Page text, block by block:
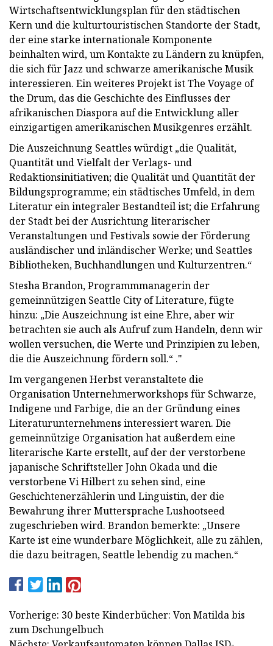
Wirtschaftsentwicklungsplan für den städtischen
Kern und die kulturtouristischen Standorte der Stadt,
der eine starke internationale Komponente
beinhalten wird, um Kontakte zu Ländern zu knüpfen,
die sich für Jazz und schwarze amerikanische Musik
interessieren. Ein weiteres Projekt ist The Voyage of
the Drum, das die Geschichte des Einflusses der
afrikanischen Diaspora auf die Entwicklung aller
einzigartigen amerikanischen Musikgenres erzählt.
Die Auszeichnung Seattles würdigt „die Qualität,
Quantität und Vielfalt der Verlags- und
Redaktionsinitiativen; die Qualität und Quantität der
Bildungsprogramme; ein städtisches Umfeld, in dem
Literatur ein integraler Bestandteil ist; die Erfahrung
der Stadt bei der Ausrichtung literarischer
Veranstaltungen und Festivals sowie der Förderung
ausländischer und inländischer Werke; und Seattles
Bibliotheken, Buchhandlungen und Kulturzentren.“
Stesha Brandon, Programmmanagerin der
gemeinnützigen Seattle City of Literature, fügte
hinzu: „Die Auszeichnung ist eine Ehre, aber wir
betrachten sie auch als Aufruf zum Handeln, denn wir
wollen versuchen, die Werte und Prinzipien zu leben,
die die Auszeichnung fördern soll.“ ."
Im vergangenen Herbst veranstaltete die
Organisation Unternehmerworkshops für Schwarze,
Indigene und Farbige, die an der Gründung eines
Literaturunternehmens interessiert waren. Die
gemeinnützige Organisation hat außerdem eine
literarische Karte erstellt, auf der der verstorbene
japanische Schriftsteller John Okada und die
verstorbene Vi Hilbert zu sehen sind, eine
Geschichtenerzählerin und Linguistin, der die
Bewahrung ihrer Muttersprache Lushootseed
zugeschrieben wird. Brandon bemerkte: „Unsere
Karte ist eine wunderbare Möglichkeit, alle zu zählen,
die dazu beitragen, Seattle lebendig zu machen.“
Vorherige: 30 beste Kinderbücher: Von Matilda bis
zum Dschungelbuch